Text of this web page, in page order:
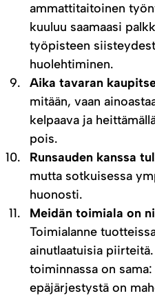
ammattitaitoinen
kuuluu saamaasi
työpisteen
huolehtiminen.
Aika tavaran
mitään, vaan
kelpaava ja
pois.
Runsauden kanssa
mutta sotkuisessa
huonosti.
Meidän toimiala on
Toimialanne
ainutlaatuisia
toiminnassa on
epäjärjestystä on